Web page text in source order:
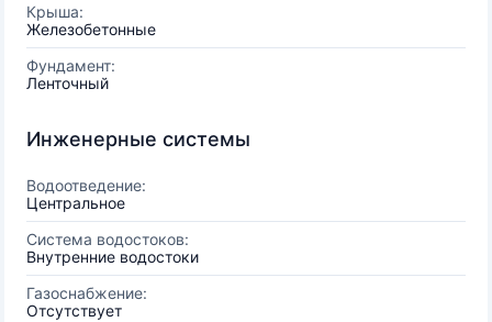
Крыша:
Железобетонные
Фундамент:
Ленточный
Инженерные системы
Водоотведение:
Центральное
Система водостоков:
Внутренние водостоки
Газоснабжение:
Отсутствует